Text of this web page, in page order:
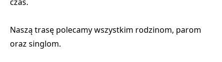
Naszą trasę polecamy wszystkim rodzinom, parom
oraz singlom.